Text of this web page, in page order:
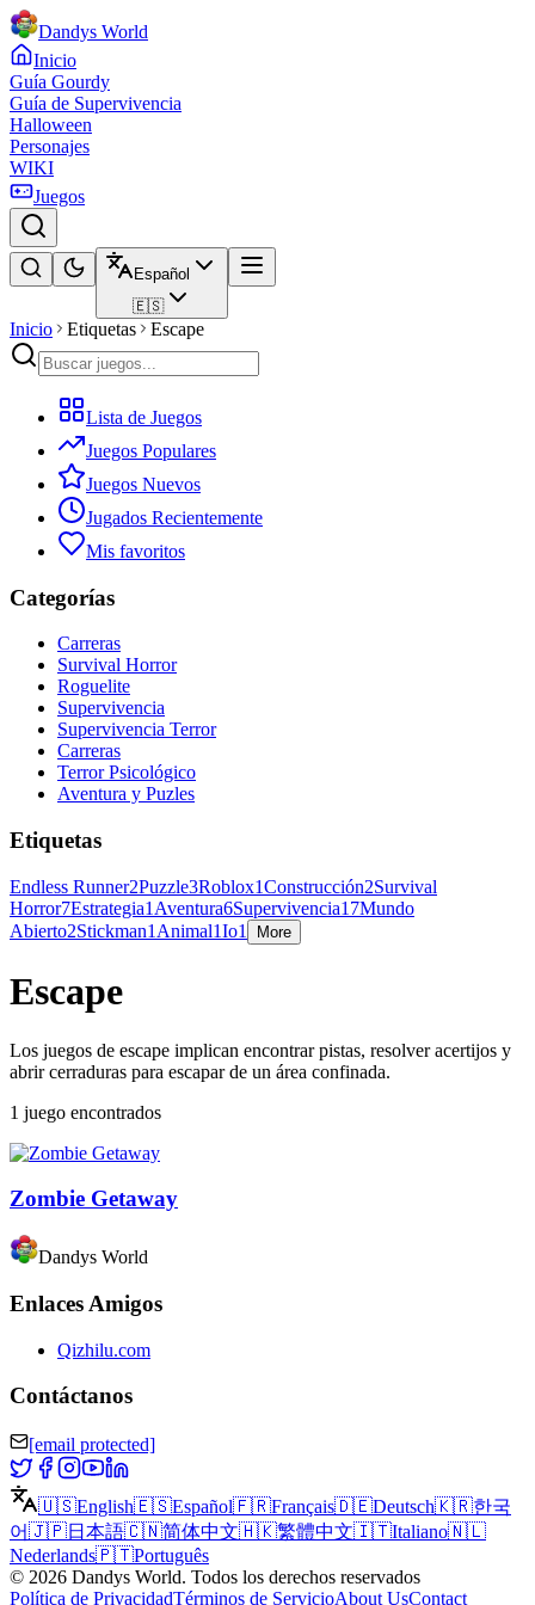
Dandys World
Inicio
Guía Gourdy
Guía de Supervivencia
Halloween
Personajes
WIKI
Juegos
Español
🇪🇸
Inicio Etiquetas Escape
Lista de Juegos
Juegos Populares
Juegos Nuevos
Jugados Recientemente
Mis favoritos
Categorías
Carreras
Survival Horror
Roguelite
Supervivencia
Supervivencia Terror
Carreras
Terror Psicológico
Aventura y Puzles
Etiquetas
Endless Runner2Puzzle3Roblox1Construcción2Survival
Horror7Estrategia1 Aventura6Supervivencia17Mundo
Abierto2Stickman1 Animal1Io1 More
Escape
Los juegos de escape implican encontrar pistas, resolver acertijos y
abrir cerraduras para escapar de un área confinada.
1 juego encontrados
Zombie Getaway
Dandys World
Enlaces Amigos
Qizhilu.com
Contáctanos
[email protected]
🇺🇸English🇪🇸Español🇫🇷Français🇩🇪Deutsch🇰🇷한국
어🇯🇵日本語🇨🇳简体中文🇭🇰繁體中文🇮🇹Italiano🇳🇱
Nederlands🇵🇹Português
© 2026 Dandys World. Todos los derechos reservados
Política de PrivacidadTérminos de ServicioAbout UsContact